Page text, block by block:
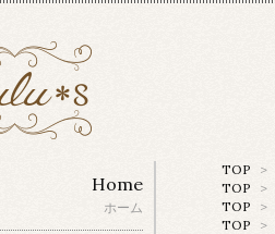
TOP >
TOP
>
TOP
>
TOP
>
Home
ホーム